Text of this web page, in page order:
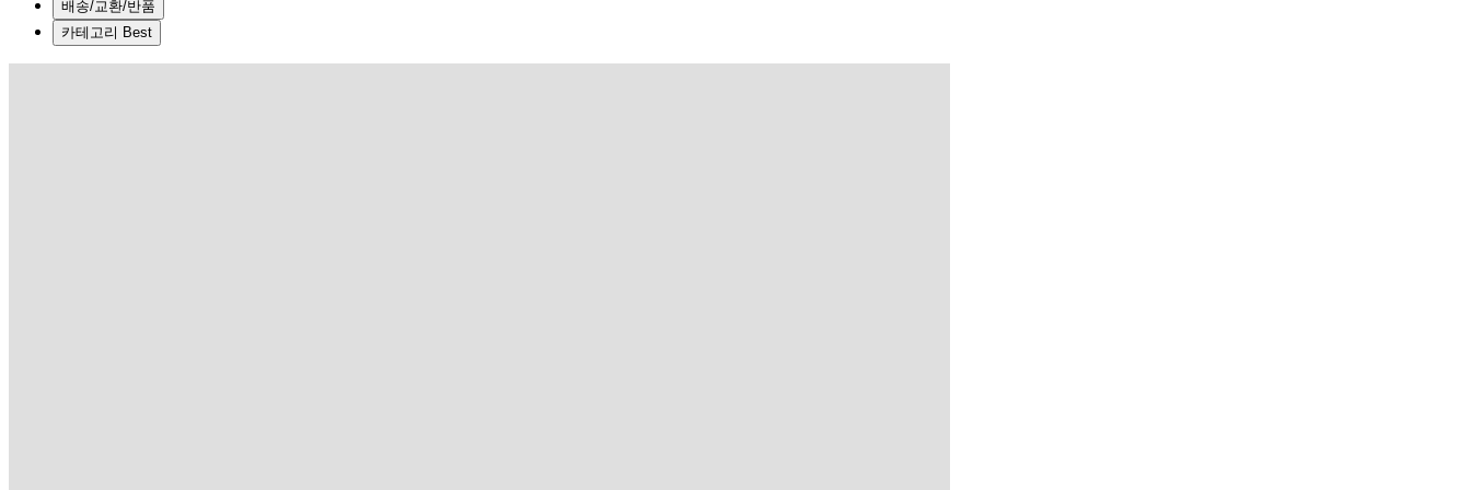
배송/교환/반품
카테고리 Best